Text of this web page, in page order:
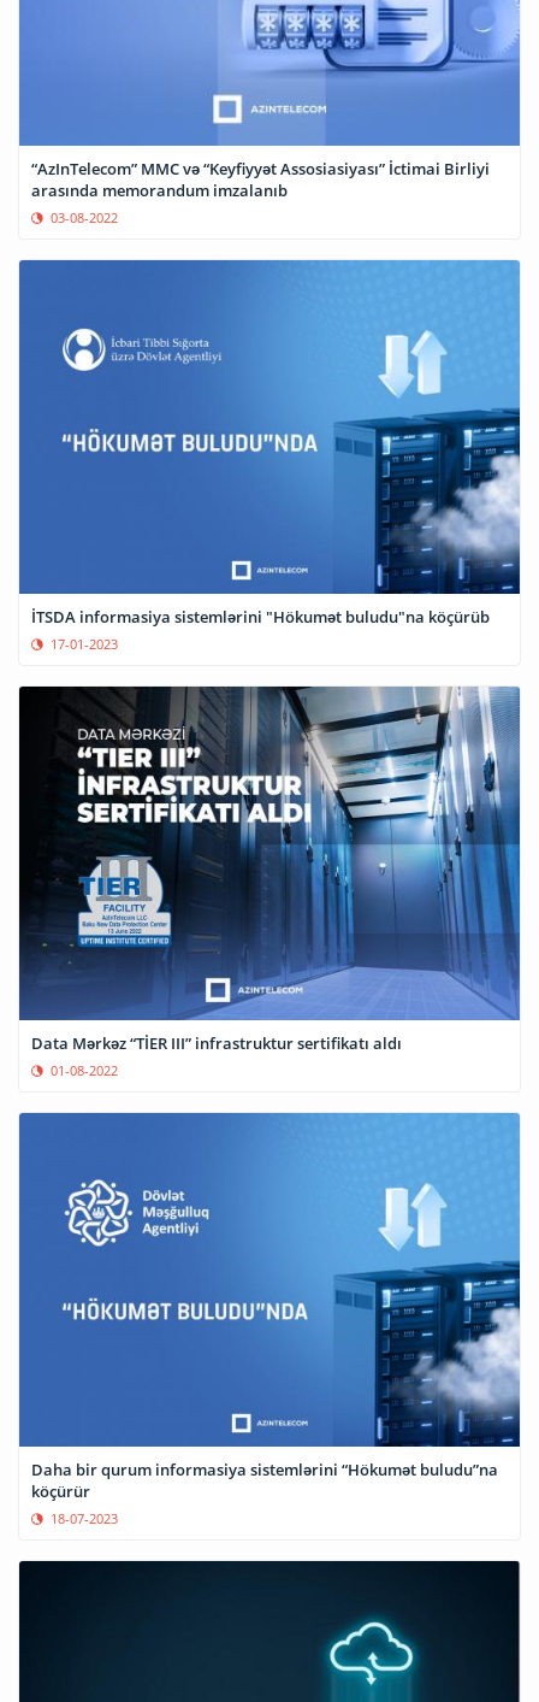
“AzInTelecom” MMC və “Keyfiyyət Assosiasiyası” İctimai Birliyi
arasında memorandum imzalanıb
03-08-2022
İTSDA informasiya sistemlərini "Hökumət buludu"na köçürüb
17-01-2023
Data Mərkəz “TİER III” infrastruktur sertifikatı aldı
01-08-2022
Daha bir qurum informasiya sistemlərini “Hökumət buludu”na
köçürür
18-07-2023